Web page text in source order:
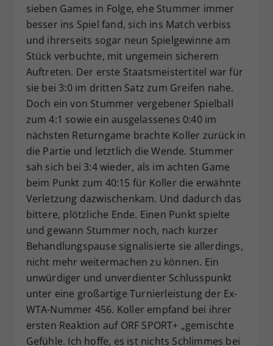
sieben Games in Folge, ehe Stummer immer
besser ins Spiel fand, sich ins Match verbiss
und ihrerseits sogar neun Spielgewinne am
Stück verbuchte, mit ungemein sicherem
Auftreten. Der erste Staatsmeistertitel war für
sie bei 3:0 im dritten Satz zum Greifen nahe.
Doch ein von Stummer vergebener Spielball
zum 4:1 sowie ein ausgelassenes 0:40 im
nächsten Returngame brachte Koller zurück in
die Partie und letztlich die Wende. Stummer
sah sich bei 3:4 wieder, als im achten Game
beim Punkt zum 40:15 für Koller die erwähnte
Verletzung dazwischenkam. Und dadurch das
bittere, plötzliche Ende. Einen Punkt spielte
und gewann Stummer noch, nach kurzer
Behandlungspause signalisierte sie allerdings,
nicht mehr weitermachen zu können. Ein
unwürdiger und unverdienter Schlusspunkt
unter eine großartige Turnierleistung der Ex-
WTA-Nummer 456. Koller empfand bei ihrer
ersten Reaktion auf ORF SPORT+ „gemischte
Gefühle. Ich hoffe, es ist nichts Schlimmes bei